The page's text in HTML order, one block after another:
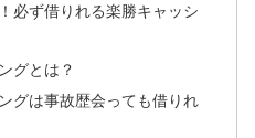
必ず借りれる楽勝キャッシ
グとは？
グは事故歴会っても借りれ